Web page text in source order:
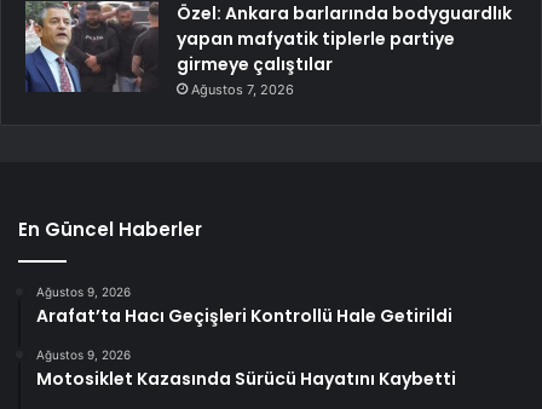
Özel: Ankara barlarında bodyguardlık
yapan mafyatik tiplerle partiye
girmeye çalıştılar
Ağustos 7, 2026
En Güncel Haberler
Ağustos 9, 2026
Arafat’ta Hacı Geçişleri Kontrollü Hale Getirildi
Ağustos 9, 2026
Motosiklet Kazasında Sürücü Hayatını Kaybetti